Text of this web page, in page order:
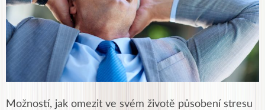
Možností, jak omezit ve svém životě působení stresu